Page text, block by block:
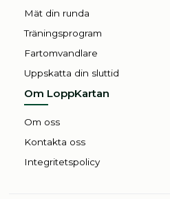
Mät din runda
Träningsprogram
Fartomvandlare
Uppskatta din sluttid
Om LoppKartan
Om oss
Kontakta oss
Integritetspolicy